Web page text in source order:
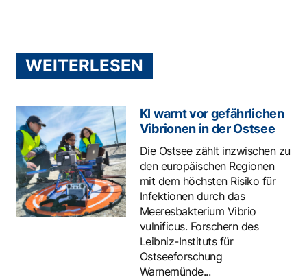
WEITERLESEN
KI warnt vor gefährlichen
Vibrionen in der Ostsee
Die Ostsee zählt inzwischen zu
den europäischen Regionen
mit dem höchsten Risiko für
Infektionen durch das
Meeresbakterium Vibrio
vulnificus. Forschern des
Leibniz-Instituts für
Ostseeforschung
Warnemünde...